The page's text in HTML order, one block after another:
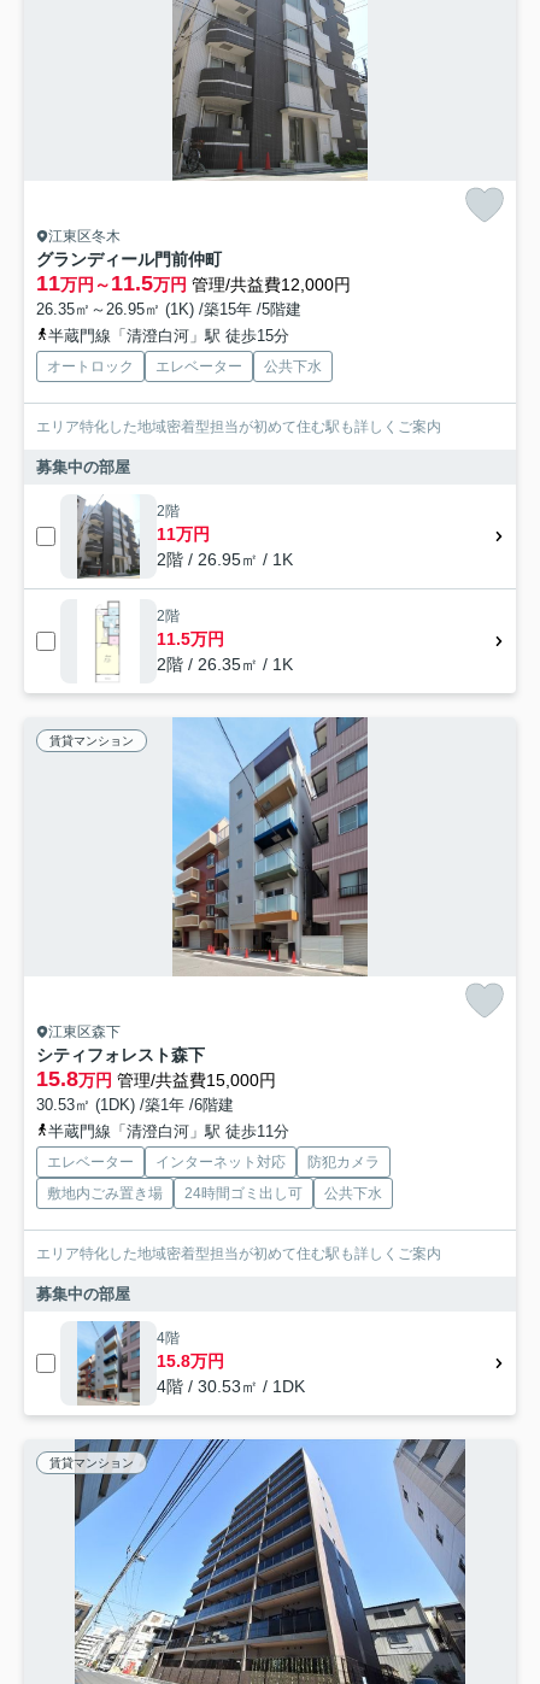
江東区冬木
グランディール門前仲町
11万円～11.5万円 管理/共益費12,000円
26.35㎡～26.95㎡ (1K) /築15年 /5階建
半蔵門線「清澄白河」駅 徒歩15分
オートロック エレベーター 公共下水
エリア特化した地域密着型担当が初めて住む駅も詳しくご案内
募集中の部屋
2階
11万円
2階 / 26.95㎡ / 1K
2階
11.5万円
2階 / 26.35㎡ / 1K
賃貸マンション
江東区森下
シティフォレスト森下
15.8万円 管理/共益費15,000円
30.53㎡ (1DK) /築1年 /6階建
半蔵門線「清澄白河」駅 徒歩11分
エレベーター インターネット対応
防犯カメラ
敷地内ごみ置き場
24時間ゴミ出し可 公共下水
エリア特化した地域密着型担当が初めて住む駅も詳しくご案内
募集中の部屋
4階
15.8万円
4階 / 30.53㎡ / 1DK
賃貸マンション